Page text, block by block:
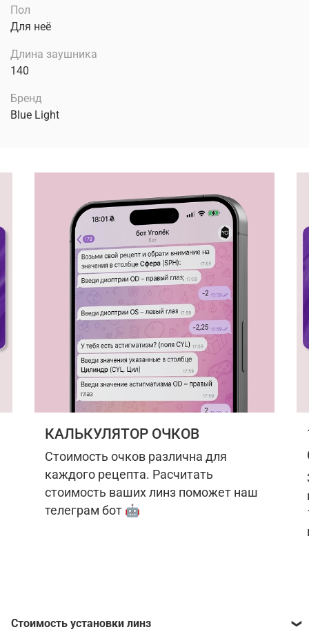
Пол
Для неё
Длина заушника
140
Бренд
Blue Light
КАЛЬКУЛЯТОР ОЧКОВ
Стоимость очков различна для
каждого рецепта. Расчитать
стоимость ваших линз поможет наш
телеграм бот 🤖
Стоимость установки линз